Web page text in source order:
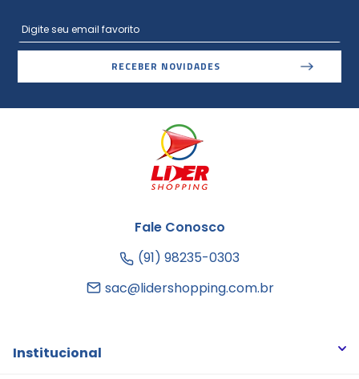
RECEBER NOVIDADES
Fale Conosco
(91) 98235-0303
sac@lidershopping.com.br
Institucional